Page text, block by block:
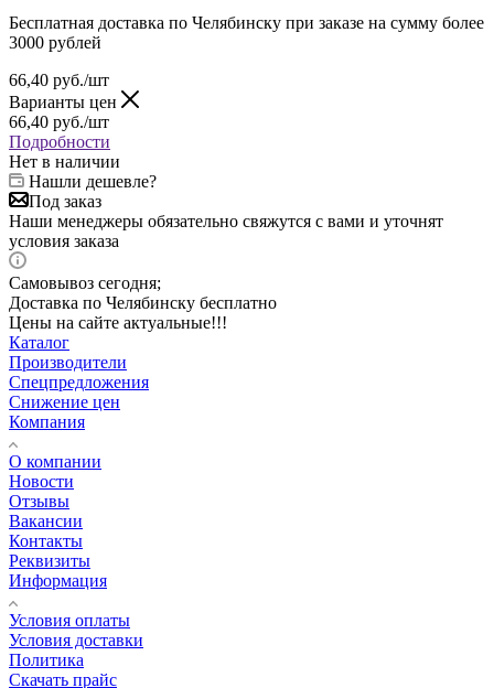
Бесплатная доставка по Челябинску при заказе на сумму более
3000 рублей
66,40 руб./шт
Варианты цен
66,40 руб./шт
Подробности
Нет в наличии
Нашли дешевле?
Под заказ
Наши менеджеры обязательно свяжутся с вами и уточнят
условия заказа
Самовывоз сегодня;
Доставка по Челябинску бесплатно
Цены на сайте актуальные!!!
Каталог
Производители
Спецпредложения
Снижение цен
Компания
О компании
Новости
Отзывы
Вакансии
Контакты
Реквизиты
Информация
Условия оплаты
Условия доставки
Политика
Скачать прайс